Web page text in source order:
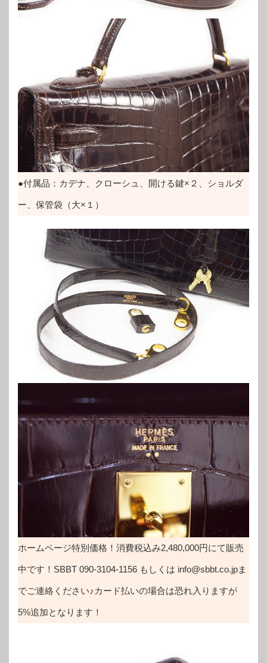
●付属品：カデナ、クローシュ、開ける鍵×２、ショルダ
ー、保管袋（大×１）
ホームページ特別価格！消費税込み2,480,000円にて販売
中です！SBBT 090-3104-1156 もしくは info@sbbt.co.jpま
でご連絡ください♪カード払いの場合は恐れ入りますが
5%追加となります！